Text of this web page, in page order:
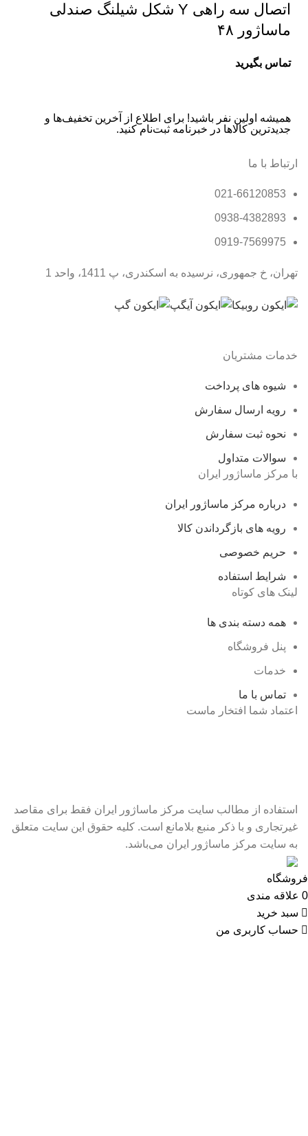
اتصال سه راهی Y شکل شیلنگ صندلی
ماساژور ۴۸
تماس بگیرید
همیشه اولین نفر باشید! برای اطلاع از آخرین تخفیف‌ها و
جدیدترین کالاها در خبرنامه ثبت‌نام کنید.
ارتباط با ما
021-66120853
0938-4382893
0919-7569975
تهران، خ جمهوری، نرسیده به اسکندری، پ 1411، واحد 1
خدمات مشتریان
شیوه های پرداخت
رویه ارسال سفارش
نحوه ثبت سفارش
سوالات متداول
با مرکز ماساژور ایران
درباره مرکز ماساژور ایران
رویه های بازگرداندن کالا
حریم خصوصی
شرایط استفاده
لینک های کوتاه
همه دسته بندی ها
پنل فروشگاه
خدمات
تماس با ما
اعتماد شما افتخار ماست
استفاده از مطالب سایت مرکز ماساژور ایران فقط برای مقاصد
غیرتجاری و با ذکر منبع بلامانع است. کلیه حقوق این سایت متعلق
به سایت مرکز ماساژور ایران می‌باشد.
فروشگاه
0 علاقه مندی
سبد خرید
حساب کاربری من